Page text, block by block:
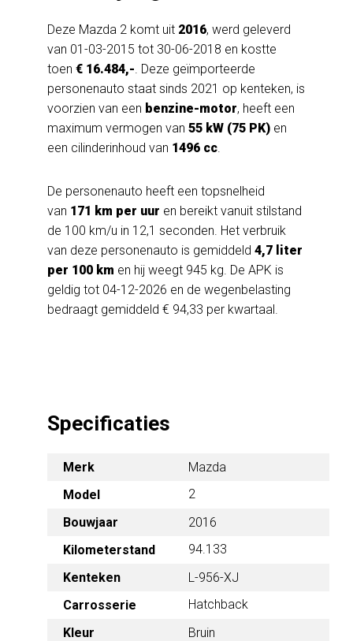
Deze Mazda 2 komt uit 2016, werd geleverd
van 01-03-2015 tot 30-06-2018 en kostte
toen € 16.484,- . Deze geïmporteerde
personenauto staat sinds 2021 op kenteken, is
voorzien van een benzine-motor, heeft een
maximum vermogen van 55 kW (75 PK) en
een cilinderinhoud van 1496 cc
De personenauto heeft een topsnelheid
van 171 km per uur en bereikt vanuit stilstand
de 100 km/u in 12,1 seconden. Het verbruik
van deze personenauto is gemiddeld 4,7 liter
per 100 km en hij weegt 945 kg. De APK is
geldig tot 04-12-2026 en de wegenbelasting
bedraagt gemiddeld € 94,33 per kwartaal.
Specificaties
Merk
Mazda
Model
2
Bouwjaar
2016
Kilometerstand
94.133
Kenteken
L-956-XJ
Carrosserie
Hatchback
Kleur
Bruin